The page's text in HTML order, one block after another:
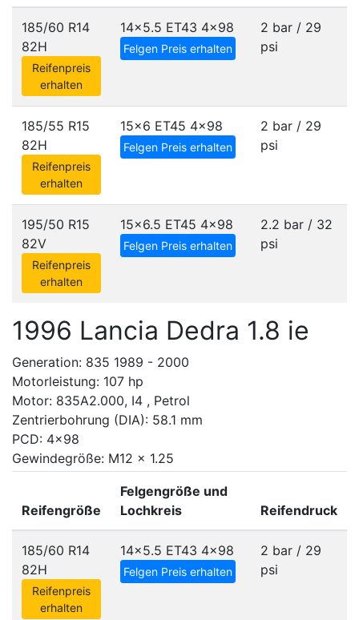
185/60 R14
82H
Reifenpreis
erhalten
14x5.5 ET43 4x98
Felgen Preis erhalten
2 bar / 29
psi
185/55 R15
82H
Reifenpreis
erhalten
15x6 ET45 4x98
Felgen Preis erhalten
2 bar / 29
psi
195/50 R15
82V
Reifenpreis
erhalten
15x6.5 ET45 4x98
Felgen Preis erhalten
2.2 bar / 32
psi
1996 Lancia Dedra 1.8 ie
Generation: 835 1989 - 2000
Motorleistung: 107 hp
Motor: 835A2.000, I4 , Petrol
Zentrierbohrung (DIA): 58.1 mm
PCD: 4x98
Gewindegröße: M12 x 1.25
Reifengröße
Felgengröße und
Lochkreis
Reifendruck
185/60 R14
82H
Reifenpreis
erhalten
14x5.5 ET43 4x98
Felgen Preis erhalten
2 bar / 29
psi